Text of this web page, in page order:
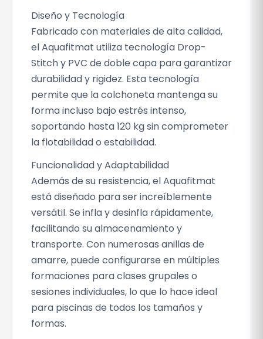
Diseño y Tecnología
Fabricado con materiales de alta calidad,
el Aquafitmat utiliza tecnología Drop-
Stitch y PVC de doble capa para garantizar
durabilidad y rigidez. Esta tecnología
permite que la colchoneta mantenga su
forma incluso bajo estrés intenso,
soportando hasta 120 kg sin comprometer
la flotabilidad o estabilidad.
Funcionalidad y Adaptabilidad
Además de su resistencia, el Aquafitmat
está diseñado para ser increíblemente
versátil. Se infla y desinfla rápidamente,
facilitando su almacenamiento y
transporte. Con numerosas anillas de
amarre, puede configurarse en múltiples
formaciones para clases grupales o
sesiones individuales, lo que lo hace ideal
para piscinas de todos los tamaños y
formas.